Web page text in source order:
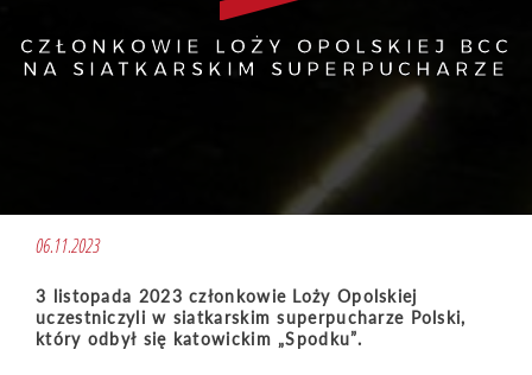
CZŁONKOWIE LOŻY OPOLSKIEJ BCC
NA SIATKARSKIM SUPERPUCHARZE
06.11.2023
3 listopada 2023 członkowie Loży Opolskiej
uczestniczyli w siatkarskim superpucharze Polski,
który odbył się katowickim „Spodku”.